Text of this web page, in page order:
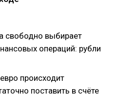
свободно выбирает
операций: рубли
происходит
поставить в счёте